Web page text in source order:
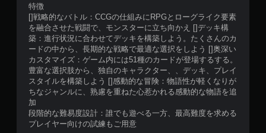
特徴
[]戦略的なバトル：CCGの仕組みにRPGとローグライク要素
を融合させた戦闘で、モンスターに立ち向かえ []デッキ構
築：進行状況に合わせてデッキを構築しよう。たくさんのカ
ードの中から、長期的な戦略で最適な選択をしよう []奥深い
カスタマイズ：ゲーム内には51種のカードが登場するする。
豊富な選択肢から、独自のキャラクター、、デッキ、プレイ
スタイルを構築しよう []感動的な冒険：物語性が軽くなりが
ちなジャンルに、熟慮を重ねた心惹かれる感動的な物語を追
加
段階的な難易度設計：誰でも遊べる一方、最高難度を求める
プレイヤー向けの試練もご用意